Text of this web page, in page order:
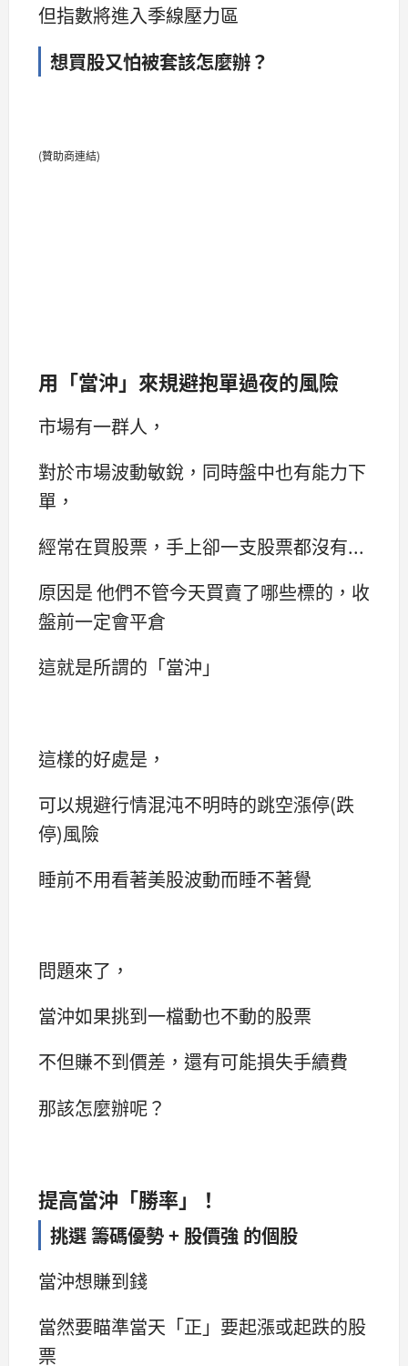
但指數將進入季線壓力區
想買股又怕被套該怎麼辦？
(贊助商連結)
用「當沖」來規避抱單過夜的風險
市場有一群人，
對於市場波動敏銳，同時盤中也有能力下
單，
經常在買股票，手上卻一支股票都沒有...
原因是 他們不管今天買賣了哪些標的，收
盤前一定會平倉
這就是所謂的「當沖」
這樣的好處是，
可以規避行情混沌不明時的跳空漲停(跌
停)風險
睡前不用看著美股波動而睡不著覺
問題來了，
當沖如果挑到一檔動也不動的股票
不但賺不到價差，還有可能損失手續費
那該怎麼辦呢？
提高當沖「勝率」！
挑選 籌碼優勢 + 股價強 的個股
當沖想賺到錢
當然要瞄準當天「正」要起漲或起跌的股
票